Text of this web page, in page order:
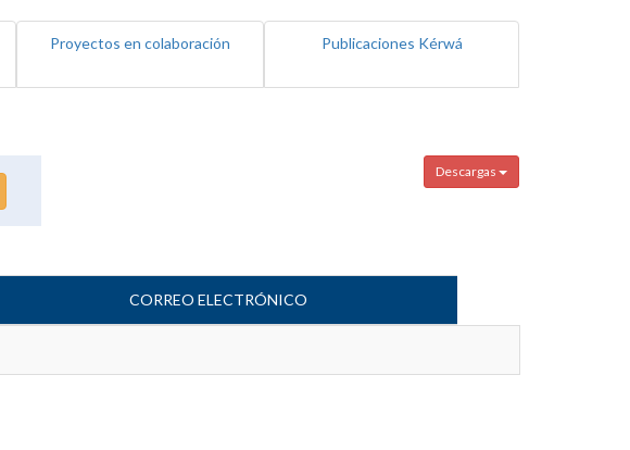
Proyectos en colaboración Publicaciones Kérwá
Descargas
CORREO ELECTRÓNICO